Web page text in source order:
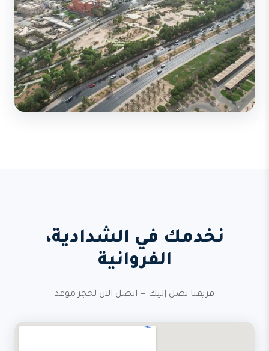
نخدمك في الشدادية،
الفروانية
فريقنا يصل إليك — اتصل الآن لحجز موعد